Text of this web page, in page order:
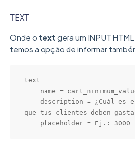
TEXT
Onde o textgera um INPUT
temos a opção de informar
text
que tus clientes deben
    placeholder = Ej.: 3000